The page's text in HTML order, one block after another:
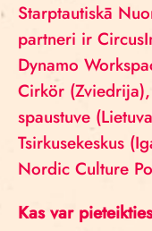
Starptautiskā
partneri ir
Dynamo
Cirkör
spaustuve
Tsirkusekeskus
Nordic Culture
Kas var